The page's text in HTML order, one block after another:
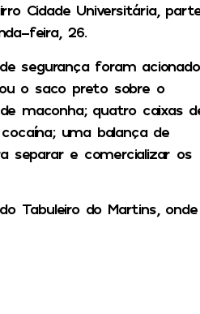
Cidade Universitária,
feira, 26.
segurança foram
o saco preto sobre o
maconha; quatro caixas
uma balança de
separar e comercializar os
Tabuleiro do Martins, onde